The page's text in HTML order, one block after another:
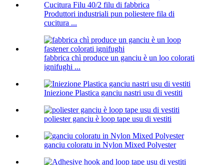
Produttori industriali pun poliestere fila di
cucitura ...
fabbrica chì produce un ganciu è un loo colorati
ignifughi ...
Iniezione Plastica ganciu nastri usu di vestiti
poliester ganciu è loop tape usu di vestiti
ganciu coloratu in Nylon Mixed Polyester